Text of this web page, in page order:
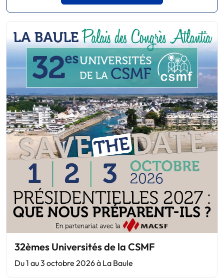
32èmes Universités de la CSMF
Du 1 au 3 octobre 2026 à La Baule